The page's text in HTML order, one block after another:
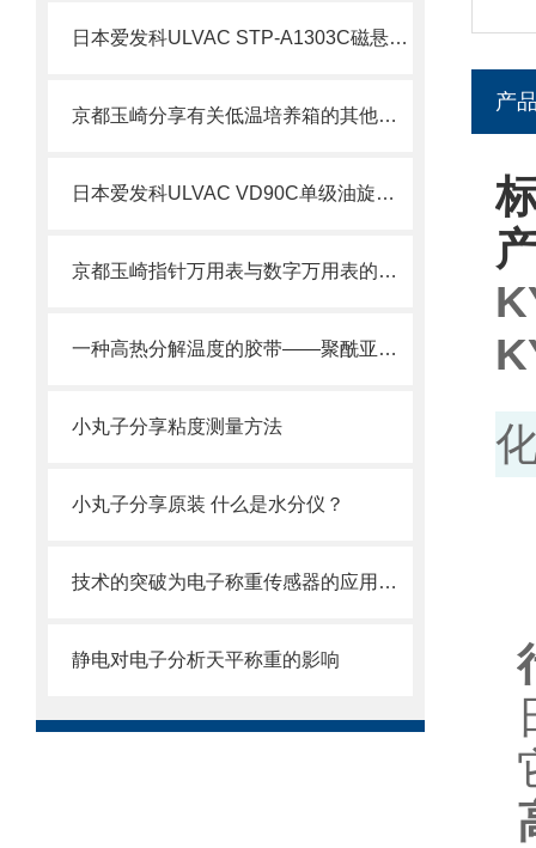
日本爱发科ULVAC STP-A1303C磁悬浮涡轮分子泵技术介绍
京都玉崎分享有关低温培养箱的其他信息
日本爱发科ULVAC VD90C单级油旋片真空泵技术介绍
京都玉崎指针万用表与数字万用表的比较
一种高热分解温度的胶带——聚酰亚胺胶带
小丸子分享粘度测量方法
小丸子分享原装 什么是水分仪？
技术的突破为电子称重传感器的应用拓展提供了更广阔的空间
静电对电子分析天平称重的影响
产